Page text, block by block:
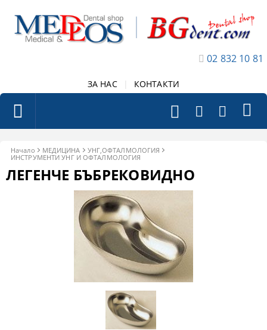
02 832 10 81
ЗА НАС КОНТАКТИ
Начало МЕДИЦИНА
УНГ,ОФТАЛМОЛОГИЯ
ИНСТРУМЕНТИ УНГ И ОФТАЛМОЛОГИЯ
ЛЕГЕНЧЕ БЪБРЕКОВИДНО